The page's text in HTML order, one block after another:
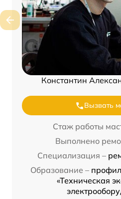
Константин
Вызвать
Стаж работы
Выполнено
Специализация –
Образование –
«Техническая